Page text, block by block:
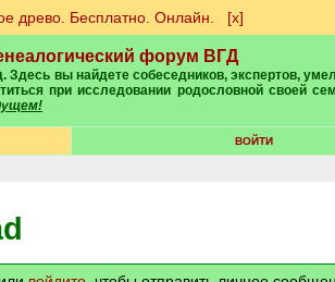
древо. Бесплатно. Онлайн. [х]
форум ВГД
при исследовании родословной своей
ВОЙТИ